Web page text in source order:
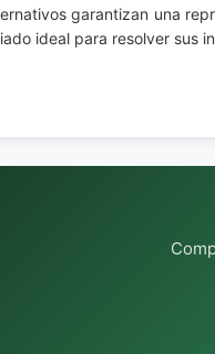
garantizan una
ideal para resolver sus